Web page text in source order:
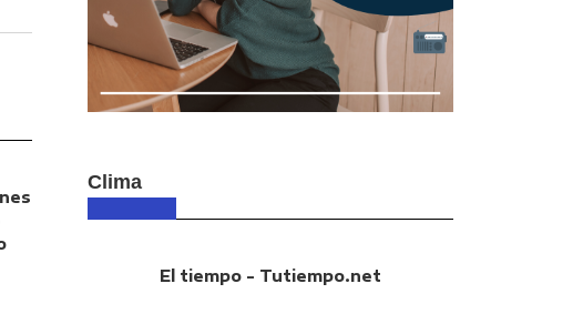
Clima
El tiempo - Tutiempo.net